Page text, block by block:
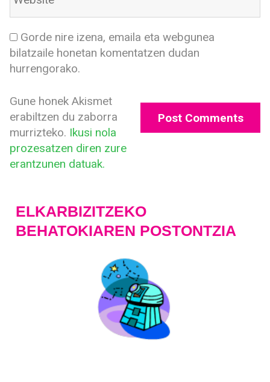
Gorde nire izena, emaila eta webgunea
bilatzaile honetan komentatzen dudan
hurrengorako.
Gune honek Akismet
erabiltzen du zaborra
murrizteko. Ikusi nola
prozesatzen diren zure
erantzunen datuak.
ELKARBIZITZEKO
BEHATOKIAREN POSTONTZIA